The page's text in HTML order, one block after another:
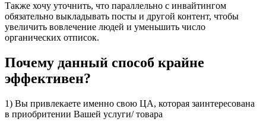
Также хочу уточнить, что параллельно с инвайтингом
обязательно выкладывать посты и другой контент, чтобы
увеличить вовлечение людей и уменьшить число
органических отписок.
Почему данный способ крайне
эффективен?
1) Вы привлекаете именно свою ЦА, которая заинтересована
в приобритении Вашей услуги/ товара